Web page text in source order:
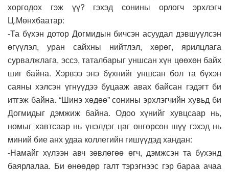
хоргодох гэж үү? гэхэд сонины орлогч эрхлэгч
Ц.Мөнхбаатар:
-Та бүхэн дотор Догмидын бичсэн асуудал дэвшүүлсэн
өгүүлэл, уран сайхны нийтлэл, хөрөг, ярилцлага
сурвалжлага, эссэ, таталбарыг уншсан хүн цөөхөн байх
шиг байна. Хэрвээ энэ бүхнийг уншсан бол та бүхэн
саяны хэлсэн үгнүүдээ буцааж авах байсан гэдэгт би
итгэж байна. “Шинэ хөдөө” сонины эрхлэгчийн хувьд би
Догмидыг дэмжиж байна. Одоо хүнийг хувцсаар нь,
номыг хавтсаар нь үнэлдэг цаг өнгөрсөн шүү гэхэд нь
миний бие анх удаа коллегийн гишүүдэд хандан:
-Намайг хүлээн авч зөвлөгөө өгч, дэмжсэн та бүхэнд
баярлалаа. Би өнөөдөр галт тэрэгнээс гэр бараа ачаа